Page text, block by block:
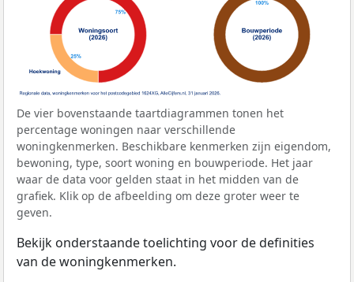
De vier bovenstaande taartdiagrammen tonen het
percentage woningen naar verschillende
woningkenmerken. Beschikbare kenmerken zijn eigendom,
bewoning, type, soort woning en bouwperiode. Het jaar
waar de data voor gelden staat in het midden van de
grafiek. Klik op de afbeelding om deze groter weer te
geven.
Bekijk onderstaande toelichting voor de definities
van de woningkenmerken.